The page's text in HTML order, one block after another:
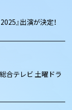
』出演が決定！
総合テレビ 土曜ドラ